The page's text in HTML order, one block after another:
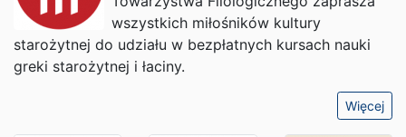
wszystkich miłośników kultury
starożytnej do udziału w bezpłatnych kursach nauki
greki starożytnej i łaciny.
Więcej